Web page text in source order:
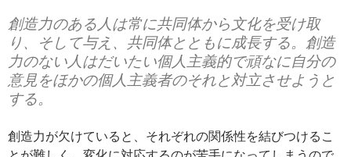
創造力のある人は常に共同体から文化を受け取
り、そして与え、共同体とともに成長する。創造
力のない人はだいたい個人主義的で頑なに自分の
意見をほかの個人主義者のそれと対立させようと
する。
創造力が欠けていると、それぞれの関係性を結びつけるこ